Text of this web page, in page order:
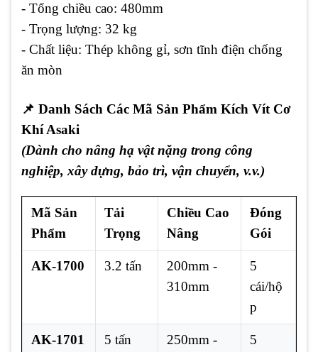
- Tổng chiều cao: 480mm
- Trọng lượng: 32 kg
- Chất liệu: Thép không gỉ, sơn tĩnh điện chống
ăn mòn
📌 Danh Sách Các Mã Sản Phẩm Kích Vít Cơ
Khí Asaki
(Dành cho nâng hạ vật nặng trong công
nghiệp, xây dựng, bảo trì, vận chuyển, v.v.)
Mã Sản
Phẩm
Tải
Trọng
Chiều Cao
Nâng
Đóng
Gói
AK-1700 3.2 tấn
200mm -
310mm
5
cái/hộ
p
AK-1701 5 tấn
250mm -
5